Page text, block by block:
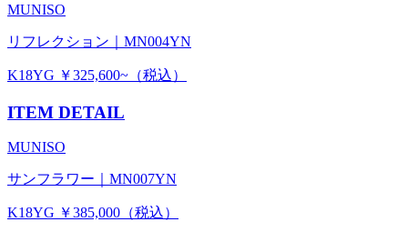
MUNISO
リフレクション｜MN004YN
K18YG ￥325,600~（税込）
ITEM DETAIL
MUNISO
サンフラワー｜MN007YN
K18YG ￥385,000（税込）